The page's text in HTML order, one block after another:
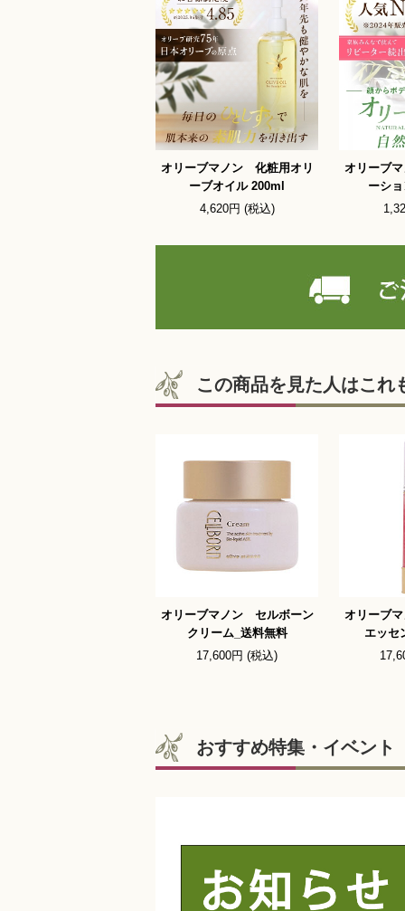
オリーブマノン 化粧用オリ
ーブオイル 200ml
4,620円 (税込)
オリーブ
ーシ
この商品を見た人はこれ
オリーブマノン セルボーン
クリーム_送料無料
17,600円 (税込)
オリーブ
エッセ